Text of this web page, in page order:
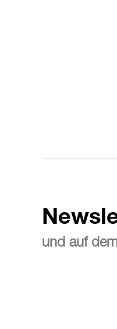
und auf